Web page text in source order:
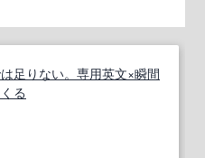
足りない。専用英文×瞬間
る